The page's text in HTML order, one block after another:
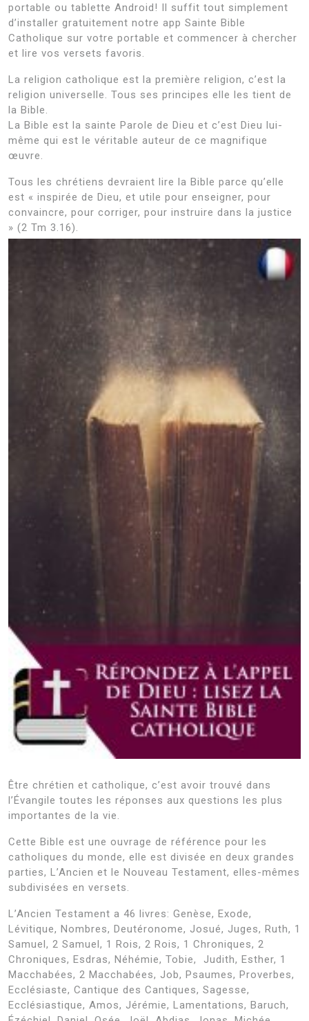
portable ou tablette Android! Il suffit tout simplement
d’installer gratuitement notre app Sainte Bible
Catholique sur votre portable et commencer à chercher
et lire vos versets favoris.
La religion catholique est la première religion, c’est la
religion universelle. Tous ses principes elle les tient de
la Bible.
La Bible est la sainte Parole de Dieu et c’est Dieu lui-
même qui est le véritable auteur de ce magnifique
œuvre.
Tous les chrétiens devraient lire la Bible parce qu’elle
est « inspirée de Dieu, et utile pour enseigner, pour
convaincre, pour corriger, pour instruire dans la justice
» (2 Tm 3.16).
Être chrétien et catholique, c’est avoir trouvé dans
l’Évangile toutes les réponses aux questions les plus
importantes de la vie.
Cette Bible est une ouvrage de référence pour les
catholiques du monde, elle est divisée en deux grandes
parties, L’Ancien et le Nouveau Testament, elles-mêmes
subdivisées en versets.
L’Ancien Testament a 46 livres: Genèse, Exode,
Lévitique, Nombres, Deutéronome, Josué, Juges, Ruth, 1
Samuel, 2 Samuel, 1 Rois, 2 Rois, 1 Chroniques, 2
Chroniques, Esdras, Néhémie, Tobie, Judith, Esther, 1
Macchabées, 2 Macchabées, Job, Psaumes, Proverbes,
Ecclésiaste, Cantique des Cantiques, Sagesse,
Ecclésiastique, Amos, Jérémie, Lamentations, Baruch,